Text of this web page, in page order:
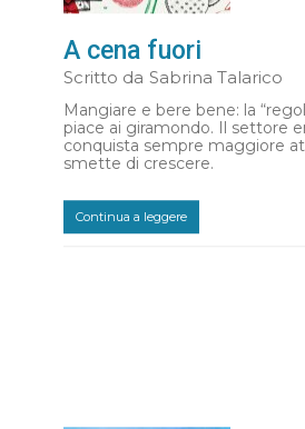
A cena fuori
Scritto da Sabrina Talarico
Mangiare e bere bene: la
piace ai giramondo. Il settore
conquista sempre maggiore
smette di crescere.
Continua a leggere